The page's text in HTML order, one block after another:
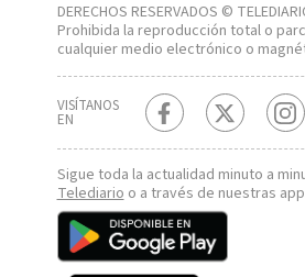
DERECHOS RESERVADOS ©
Prohibida la reproducción total o
cualquier medio electrónico o
VISÍTANOS
EN
Sigue toda la actualidad minuto a
Telediarioo a través de nuestras